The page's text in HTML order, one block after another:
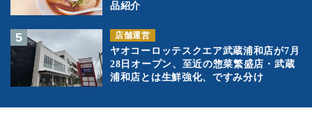
品紹介
店舗運営
ヤオコーロッテスクエア武蔵浦和店が7月
28日オープン、至近の惣菜繁盛店・武蔵
浦和店とは生鮮強化、ですみ分け